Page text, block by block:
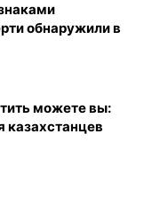
обнаружили в
можете вы:
казахстанцев